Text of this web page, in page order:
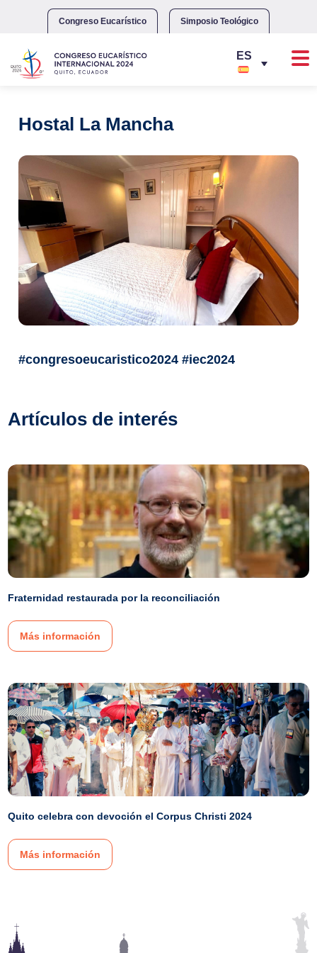
Congreso Eucarístico Simposio Teológico
Hostal La Mancha
#congresoeucaristico2024 #iec2024
Artículos de interés
Fraternidad restaurada por la reconciliación
Más información
Quito celebra con devoción el Corpus Christi 2024
Más información